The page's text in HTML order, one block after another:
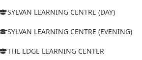
SYLVAN LEARNING CENTRE (DAY)
SYLVAN LEARNING CENTRE (EVENING)
THE EDGE LEARNING CENTER